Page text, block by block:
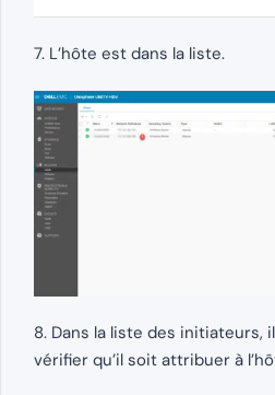
7. L’hôte est dans la liste.
8. Dans la liste des initiateurs,
vérifier qu’il soit attribuer à